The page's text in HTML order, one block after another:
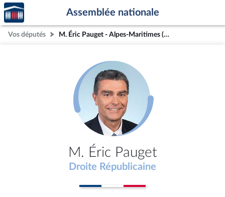
Aller au contenu
Aller en bas de la page
Accèder
à la
page
d'accueil
Assemblée nationale
Vos députés M. Éric Pauget - Alpes-Maritimes (7e circonscription)
M. Éric Pauget
Droite Républicaine